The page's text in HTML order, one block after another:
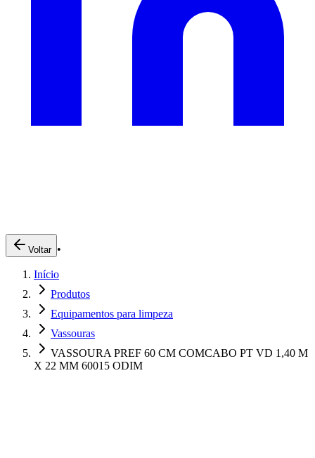
Pedidos Online
Trabalhe Conosco
Voltar •
Início
Produtos
Equipamentos para limpeza
Vassouras
VASSOURA PREF 60 CM COMCABO PT VD 1,40 M
X 22 MM 60015 ODIM